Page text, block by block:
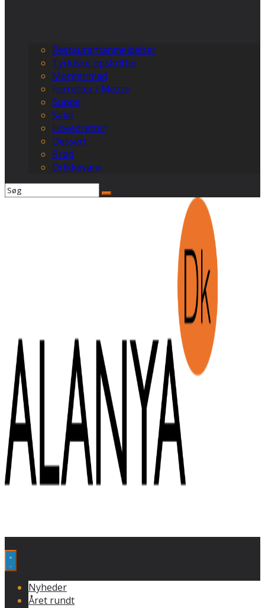
Restaurantanmeldelser
Tyrkiske opskrifter
Morgenmad
Forretter / Mezze
Suppe
Salat
Hovedretter
Dessert
Brød
Drikkevare
Nyheder
Året rundt